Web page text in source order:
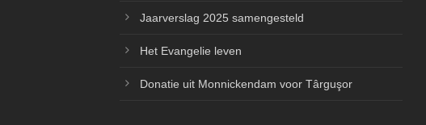
Jaarverslag 2025 samengesteld
Het Evangelie leven
Donatie uit Monnickendam voor Târguşor